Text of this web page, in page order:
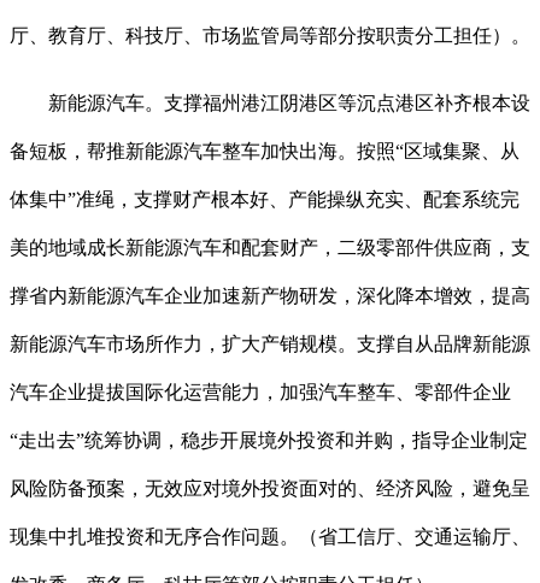
厅、教育厅、科技厅、市场监管局等部分按职责分工担任）。
新能源汽车。支撑福州港江阴港区等沉点港区补齐根本设
备短板，帮推新能源汽车整车加快出海。按照“区域集聚、从
体集中”准绳，支撑财产根本好、产能操纵充实、配套系统完
美的地域成长新能源汽车和配套财产，二级零部件供应商，支
撑省内新能源汽车企业加速新产物研发，深化降本增效，提高
新能源汽车市场所作力，扩大产销规模。支撑自从品牌新能源
汽车企业提拔国际化运营能力，加强汽车整车、零部件企业
“走出去”统筹协调，稳步开展境外投资和并购，指导企业制定
风险防备预案，无效应对境外投资面对的、经济风险，避免呈
现集中扎堆投资和无序合作问题。（省工信厅、交通运输厅、